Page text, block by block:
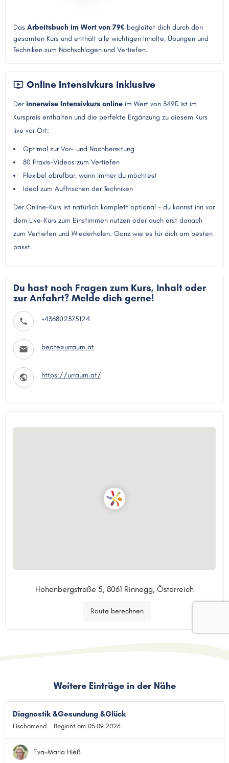
Das Arbeitsbuch im Wert von 79€ begleitet dich durch den
gesamten Kurs und enthält alle wichtigen Inhalte, Übungen und
Techniken zum Nachschlagen und Vertiefen.
Online Intensivkurs inklusive
Derinnerwise Intensivkurs online im Wert von 349€ ist im
Kurspreis enthalten und die perfekte Ergänzung zu diesem Kurs
live vor Ort:
Optimal zur Vor- und Nachbereitung
80 Praxis-Videos zum Vertiefen
Flexibel abrufbar, wann immer du möchtest
Ideal zum Auffrischen der Techniken
Der Online-Kurs ist natürlich komplett optional - du kannst ihn vor
dem Live-Kurs zum Einstimmen nutzen oder auch erst danach
zum Vertiefen und Wiederholen. Ganz wie es für dich am besten
passt.
Du hast noch Fragen zum Kurs, Inhalt oder
zur Anfahrt? Melde dich gerne!
+436802375124
beate@urraum.at
https://urraum.at/
Hohenbergstraße 5, 8061 Rinnegg, Österreich
Route berechnen
Weitere Einträge in der Nähe
Diagnostik &Gesundung &Glück
Fischamend Beginnt am 05.09.2026
Eva-Maria Hieß